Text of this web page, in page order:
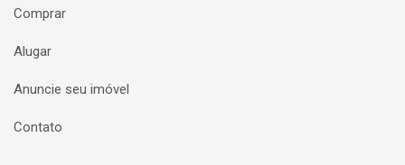
Comprar
Alugar
Anuncie seu imóvel
Contato